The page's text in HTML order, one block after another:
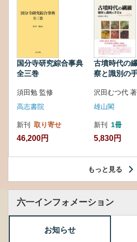
国分寺研究綜合事典
全三巻
須田勉 監修
高志書院
新刊 取り寄せ
46,200円
古墳時代の
察と識別の
沢田むつ代 著
雄山閣
新刊 1冊
5,830円
もっと見る
六一インフォメーション
お知らせ